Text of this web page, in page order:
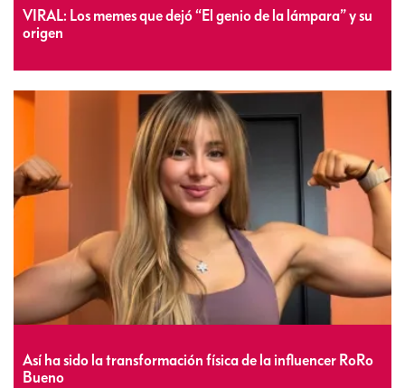
VIRAL: Los memes que dejó “El genio de la lámpara” y su
origen
Así ha sido la transformación física de la influencer RoRo
Bueno